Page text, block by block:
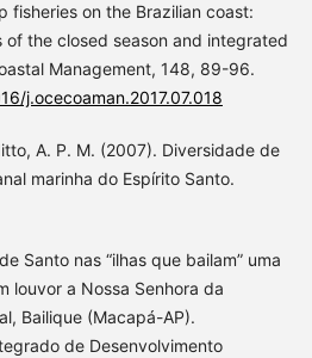
fisheries on the Brazilian coast:
the closed season and integrated
Management, 148, 89-96.
j.ocecoaman.2017.07.018
A. P. M. (2007). Diversidade de
marinha do Espírito Santo.
Santo nas “ilhas que bailam” uma
louvor a Nossa Senhora da
Bailique (Macapá-AP).
de Desenvolvimento